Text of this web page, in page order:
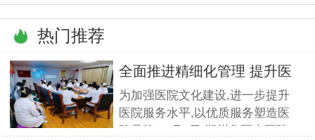
热门推荐
全面推进精细化管理 提升医
疗服
为加强医院文化建设,进一步提升
医院服务水平,以优质服务塑造医
院品牌,11月5日,郑州华医大医院